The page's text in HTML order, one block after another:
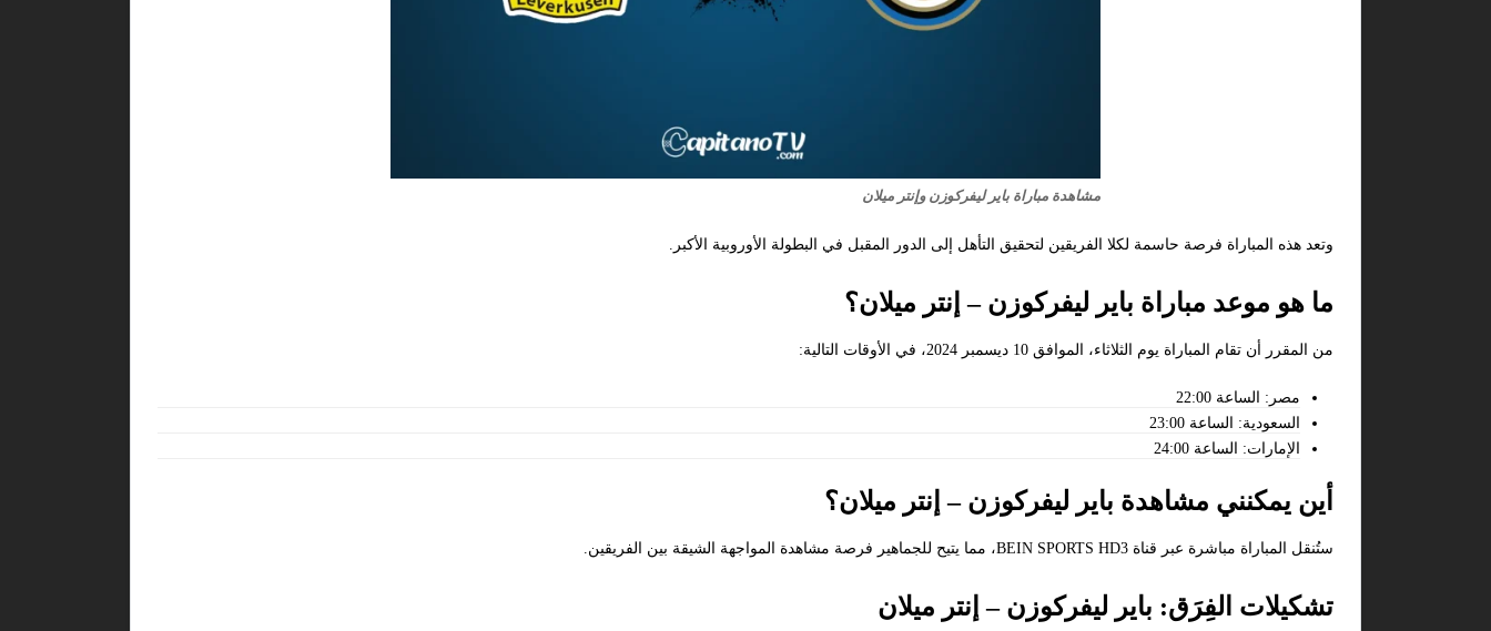
مشاهدة مباراة باير ليفركوزن وإنتر ميلان
وتعد هذه المباراة فرصة حاسمة لكلا الفريقين لتحقيق التأهل إلى الدور المقبل في البطولة الأوروبية الأكبر.
ما هو موعد مباراة باير ليفركوزن – إنتر ميلان؟
من المقرر أن تقام المباراة يوم الثلاثاء، الموافق 10 ديسمبر 2024، في الأوقات التالية:
مصر: الساعة 22:00
السعودية: الساعة 23:00
الإمارات: الساعة 24:00
أين يمكنني مشاهدة باير ليفركوزن – إنتر ميلان؟
ستُنقل المباراة مباشرة عبر قناة BEIN SPORTS HD3، مما يتيح للجماهير فرصة مشاهدة المواجهة الشيقة بين الفريقين.
تشكيلات الفِرَق: باير ليفركوزن – إنتر ميلان